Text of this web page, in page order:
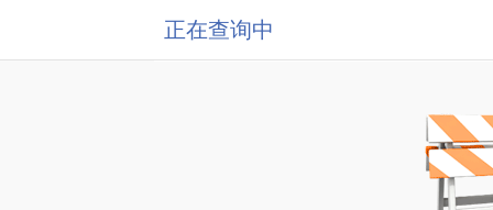
正在查询中